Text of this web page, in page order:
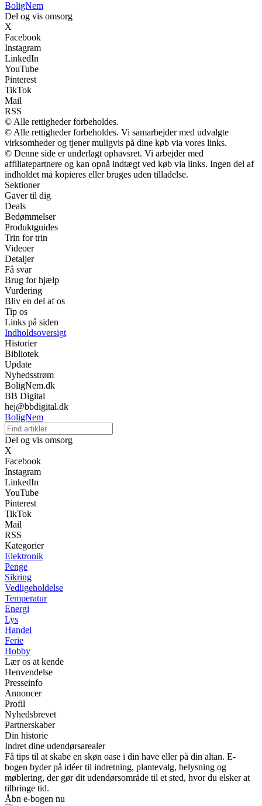
BoligNem
Del og vis omsorg
X
Facebook
Instagram
LinkedIn
YouTube
Pinterest
TikTok
Mail
RSS
© Alle rettigheder forbeholdes.
© Alle rettigheder forbeholdes. Vi samarbejder med udvalgte
virksomheder og tjener muligvis på dine køb via vores links.
© Denne side er underlagt ophavsret. Vi arbejder med
affiliatepartnere og kan opnå indtægt ved køb via links. Ingen del af
indholdet må kopieres eller bruges uden tilladelse.
Sektioner
Gaver til dig
Deals
Bedømmelser
Produktguides
Trin for trin
Videoer
Detaljer
Få svar
Brug for hjælp
Vurdering
Bliv en del af os
Tip os
Links på siden
Indholdsoversigt
Historier
Bibliotek
Update
Nyhedsstrøm
BoligNem.dk
BB Digital
hej@bbdigital.dk
BoligNem
Del og vis omsorg
X
Facebook
Instagram
LinkedIn
YouTube
Pinterest
TikTok
Mail
RSS
Kategorier
Elektronik
Penge
Sikring
Vedligeholdelse
Temperatur
Energi
Lys
Handel
Ferie
Hobby
Lær os at kende
Henvendelse
Presseinfo
Annoncer
Profil
Nyhedsbrevet
Partnerskaber
Din historie
Indret dine udendørsarealer
Få tips til at skabe en skøn oase i din have eller på din altan. E-
bogen byder på idéer til indretning, plantevalg, belysning og
møblering, der gør dit udendørsområde til et sted, hvor du elsker at
tilbringe tid.
Åbn e-bogen nu